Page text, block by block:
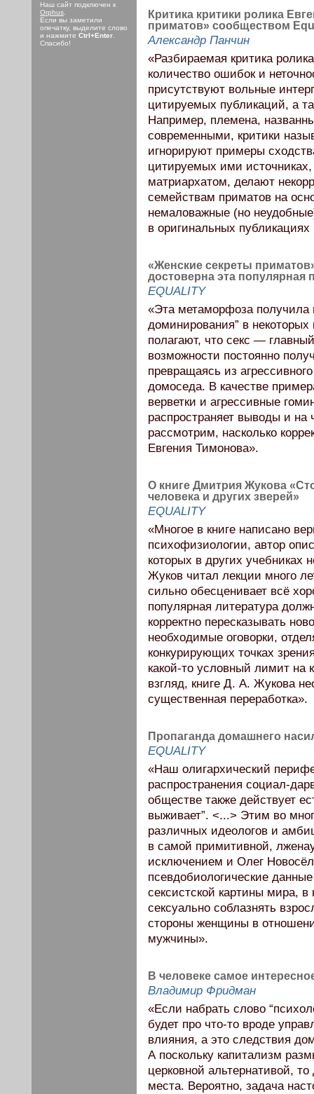
Наш сайт подключен к
Orphus
Если вы заметили
опечатку, выделите слово
и нажмите Ctrl+Enter
Спасибо!
Критика критики ролика
приматов» сообществом
Александр Панчин
«Разбираемая критика
количество ошибок и
присутствуют вольные
цитируемых публикаций, а
Например, племена,
современными, критики
игнорируют примеры
цитируемых ими
матриархатом, делают
семействам приматов на
немаловажные (но
в оригинальных
«Женские секреты
достоверна эта популярная
EQUALITY
«Эта метаморфоза получила
доминирования” в
полагают, что секс —
возможности постоянно
превращаясь из
домоседа. В качестве
верветки и агрессивные
распространяет выводы и на
рассмотрим, насколько
Евгения Тимонова».
О книге Дмитрия Жукова
человека и других зверей»
EQUALITY
«Многое в книге написано
психофизиологии, автор
которых в других учебниках
Жуков читал лекции много
сильно обесценивает всё
популярная литература
корректно пересказывать
необходимые оговорки,
конкурирующих точках
какой-то условный лимит
взгляд, книге Д. А. Жукова
существенная переработка».
Пропаганда домашнего
EQUALITY
«Наш олигархический
распространения социал-
обществе также действует
выживает”. <...> Этим во
различных идеологов и
в самой примитивной,
исключением и Олег
псевдобиологические
сексистской картины мира,
сексуально соблазнять
стороны женщины в
мужчины».
В человеке самое
Владимир Фридман
«Если набрать слово
будет про что-то вроде
влияния, а это следствия
А поскольку капитализм
церковной альтернативой,
места. Вероятно, задача